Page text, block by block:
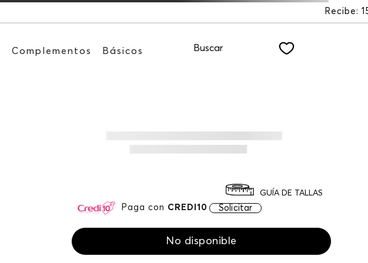
Recibe: 15%OFF suscribiéndote a nuestro
Complementos Básicos Buscar
Paga con CREDI10 Solicitar
GUÍA DE TALLAS
No disponible